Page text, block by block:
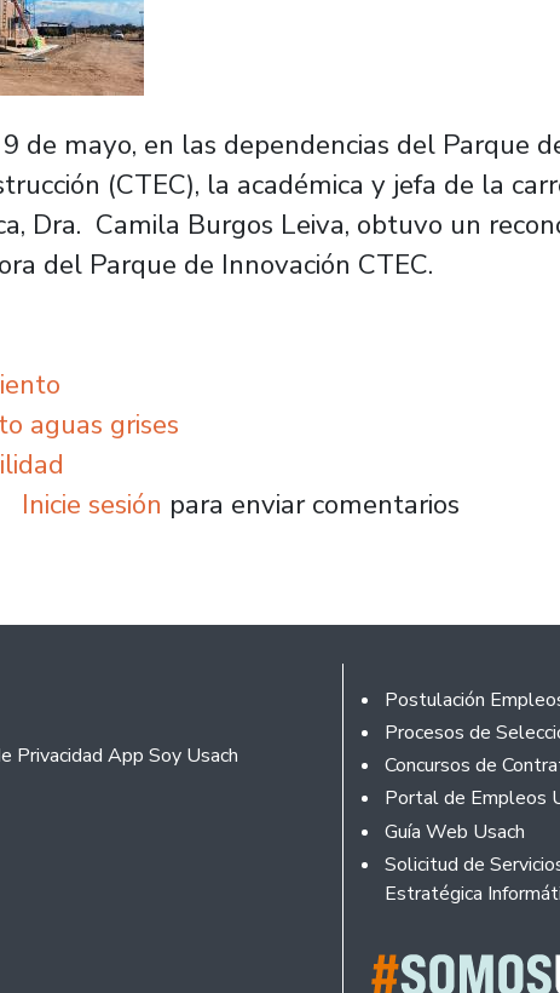
de mayo, en las dependencias del Parque
(CTEC), la académica y jefa de la
Dra. Camila Burgos Leiva, obtuvo un
del Parque de Innovación CTEC.
aguas grises
sobre Plantel recibe reconocimiento por su
Inicie sesión para enviar comentarios
Privacidad App Soy Usach
Footer
Postulación
Procesos de
Concursos de
Portal de Empleos
Guía Web Usach
Solicitud de
Estratégica